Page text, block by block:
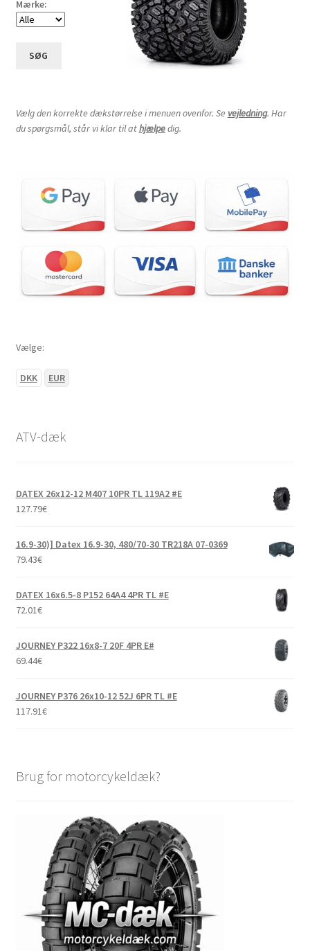
Mærke:
SØG
Vælg den korrekte dækstørrelse i menuen ovenfor. Se vejledning. Har
du spørgsmål, står vi klar til athjælpedig.
Vælge:
DKK EUR
ATV-dæk
DATEX 26x12-12 M407 10PR TL 119A2 #E
127.79€
16.9-30)] Datex 16.9-30, 480/70-30 TR218A 07-0369
79.43€
DATEX 16x6.5-8 P152 64A4 4PR TL #E
72.01€
JOURNEY P322 16x8-7 20F 4PR E#
69.44€
JOURNEY P376 26x10-12 52J 6PR TL #E
117.91€
Brug for motorcykeldæk?